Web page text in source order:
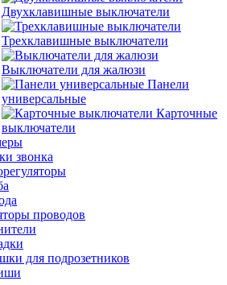
Двухклавишные выключатели
Трехклавишные выключатели
Выключатели для жалюзи
Панели
универсальные
Карточные
выключатели
звонка
проводов
для подрозетников